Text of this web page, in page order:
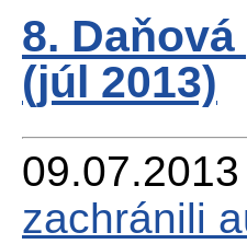
8.
(júl 2013)
09.07.2013
zachránili